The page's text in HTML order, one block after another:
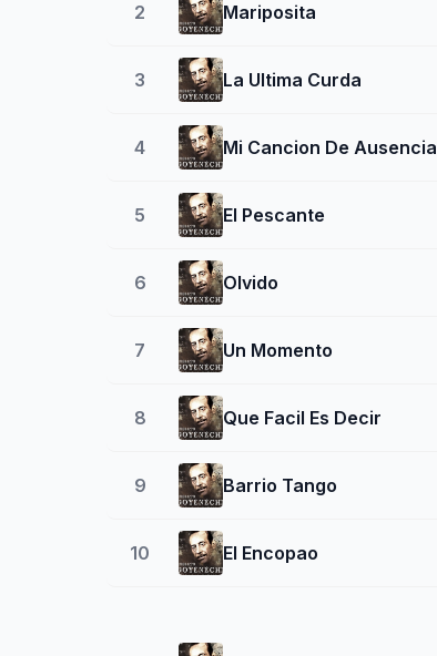
2 Mariposita
3 La Ultima Curda
4 Mi Cancion De Ausencia
5 El Pescante
6 Olvido
7 Un Momento
8 Que Facil Es Decir
9 Barrio Tango
10 El Encopao